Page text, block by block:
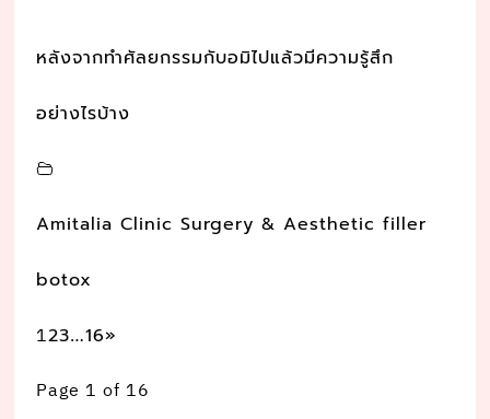
หลังจากทำศัลยกรรมกับอมิไปแล้วมีความรู้สึก
อย่างไรบ้าง
Amitalia Clinic Surgery & Aesthetic filler
botox
123…16»
Page 1 of 16